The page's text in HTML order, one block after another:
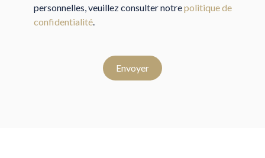
personnelles, veuillez consulter notrepolitique de
confidentialité.
Envoyer